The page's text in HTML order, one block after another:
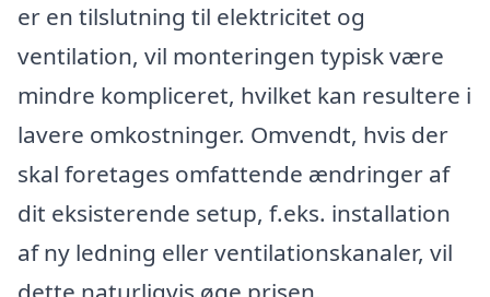
er en tilslutning til elektricitet og
ventilation, vil monteringen typisk være
mindre kompliceret, hvilket kan resultere i
lavere omkostninger. Omvendt, hvis der
skal foretages omfattende ændringer af
dit eksisterende setup, f.eks. installation
af ny ledning eller ventilationskanaler, vil